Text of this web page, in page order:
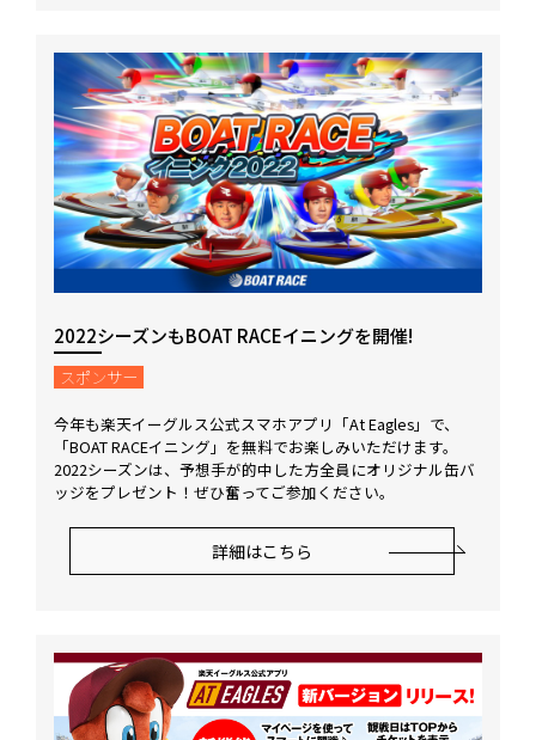
2022シーズンもBOAT RACEイニングを開催!
スポンサー
今年も楽天イーグルス公式スマホアプリ「At Eagles」で、
「BOAT RACEイニング」を無料でお楽しみいただけます。
2022シーズンは、予想手が的中した方全員にオリジナル缶バ
ッジをプレゼント！ぜひ奮ってご参加ください。
詳細はこちら